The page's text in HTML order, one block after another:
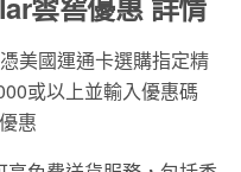
美國運通卡選購指定精
或以上並輸入優惠碼
惠